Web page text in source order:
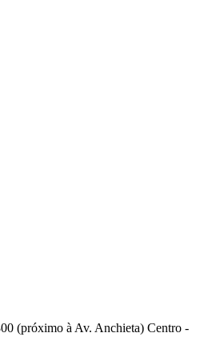
(próximo à Av. Anchieta) Centro -